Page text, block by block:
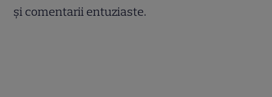
și comentarii entuziaste.